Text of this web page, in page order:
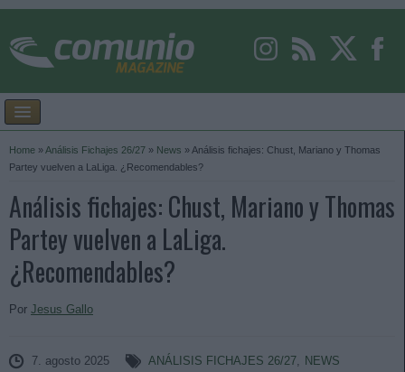
Home »Análisis Fichajes 26/27 » News » Análisis fichajes: Chust, Mariano y Thomas
Partey vuelven a LaLiga. ¿Recomendables?
Análisis fichajes: Chust, Mariano y Thomas
Partey vuelven a LaLiga.
¿Recomendables?
Por Jesus Gallo
7. agosto 2025 ANÁLISIS FICHAJES 26/27, NEWS